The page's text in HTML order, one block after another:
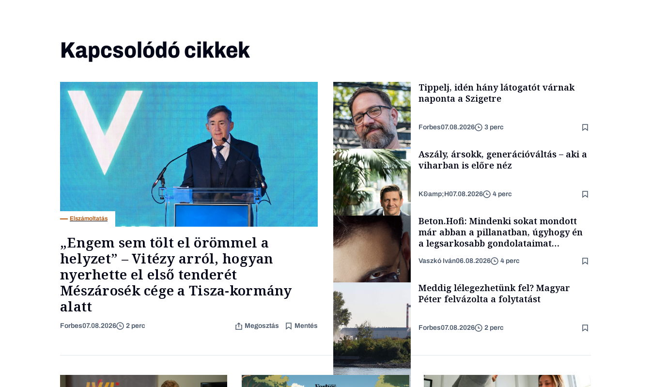
Kapcsolódó cikkek
Elszámoltatás
„Engem sem tölt el örömmel a
helyzet” – Vitézy arról, hogyan
nyerhette el első tenderét
Mészárosék cége a Tisza-kormány
alatt
Forbes07.08.2026 2 perc Megosztás Mentés
Tippelj, idén hány látogatót várnak
naponta a Szigetre
Forbes07.08.2026 3 perc
TÁMOGATÓI
Aszály, ársokk, generációváltás – aki a
viharban is előre néz
K&amp;H07.08.2026 4 perc
Forbes-sztori
Beton.Hofi: Mindenki sokat mondott
már abban a pillanatban, úgyhogy én
a legsarkosabb gondolataimat
Vaszkó Iván06.08.2026 4 perc
Meddig lélegezhetünk fel? Magyar
Péter felvázolta a folytatást
Forbes07.08.2026 2 perc